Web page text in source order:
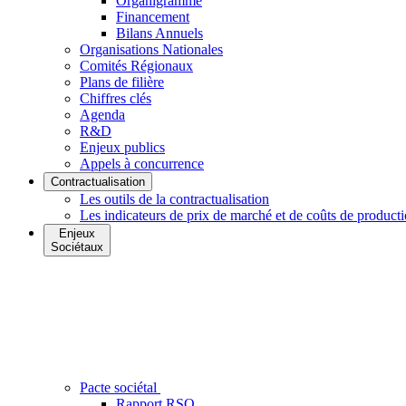
Financement
Bilans Annuels
Organisations Nationales
Comités Régionaux
Plans de filière
Chiffres clés
Agenda
R&D
Enjeux publics
Appels à concurrence
Contractualisation
Les outils de la contractualisation
Les indicateurs de prix de marché et de coûts de
Enjeux
Sociétaux
Pacte sociétal